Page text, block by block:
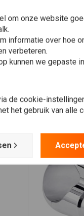
om onze website
informatie over hoe
verbeteren.
kunnen we gepaste
de cookie-
het gebruik van alle